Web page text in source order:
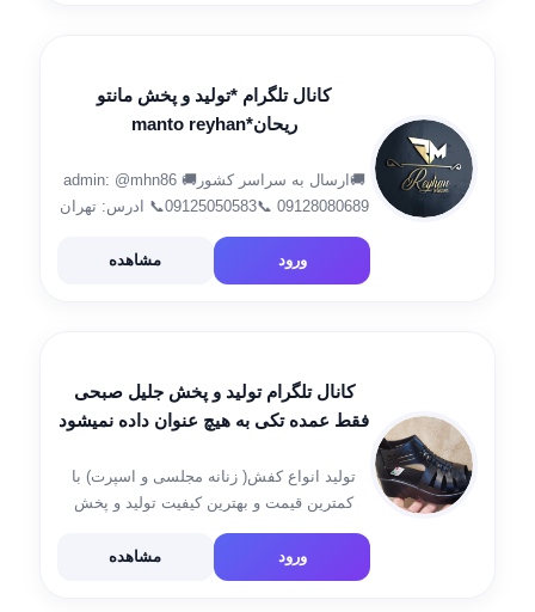
کانال تلگرام *تولید و پخش مانتو
ریحان*manto reyhan
🚚ارسال به سراسر کشور🚚 admin: @mhn86
09125050583📞 09128080689📞 ادرس: تهران
بست فروغ پ ۴واحد۱،۲ رضایت شما دست اورد
ورود مشاهده
کانال تلگرام تولید و پخش جلیل صبحی
فقط عمده تکی به هیچ عنوان داده نمیشود
تولید انواع کفش( زنانه مجلسی و اسپرت) با
کمترین قیمت و بهترین کیفیت تولید و پخش
چهرخانی روبرو بانک صادرات پاساژ سادات طبقه
دوم پلاک۱۱ فروش حضوری وغیره […]
ورود مشاهده